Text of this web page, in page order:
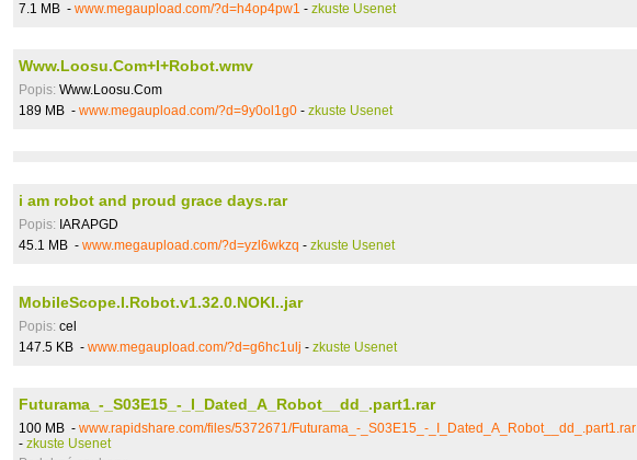
7.1 MB - www.megaupload.com/?d=h4op4pw1 - zkuste Usenet
Www.Loosu.Com+I+Robot.wmv
Popis: Www.Loosu.Com
189 MB - www.megaupload.com/?d=9y0ol1g0 - zkuste Usenet
i am robot and proud grace days.rar
Popis: IARAPGD
45.1 MB - www.megaupload.com/?d=yzl6wkzq - zkuste Usenet
MobileScope.I.Robot.v1.32.0.NOKI..jar
Popis: cel
147.5 KB - www.megaupload.com/?d=g6hc1ulj - zkuste Usenet
Futurama_-_S03E15_-_I_Dated_A_Robot__dd_.part1.rar
100 MB - www.rapidshare.com/files/5372671/Futurama_-_S03E15_-_I_Dated_A_Robot__dd_.part1.rar
- zkuste Usenet